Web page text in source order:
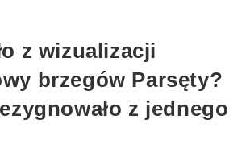
z wizualizacji
brzegów Parsęty?
z jednego